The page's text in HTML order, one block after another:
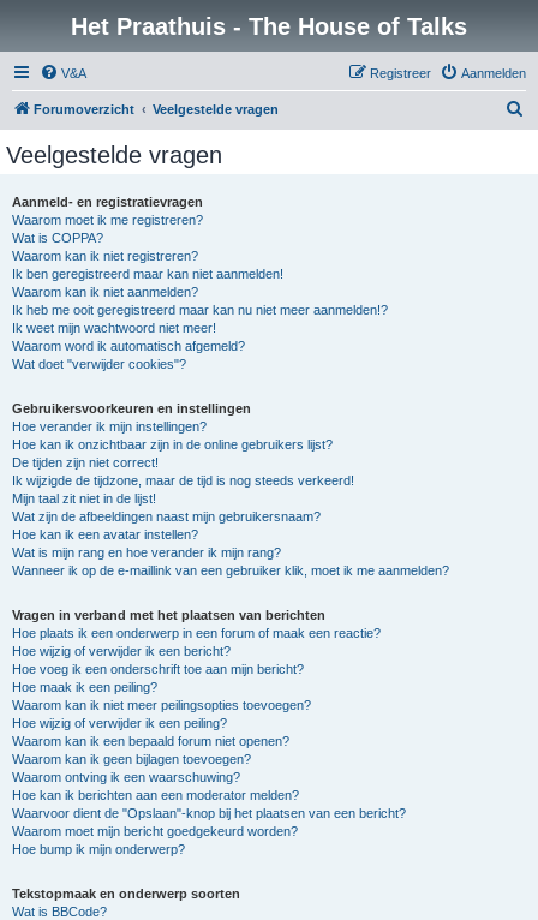
Het Praathuis - The House of Talks
V&A Aanmelden
Registreer
Forumoverzicht Veelgestelde vragen
Veelgestelde vragen
Aanmeld- en registratievragen
Waarom moet ik me registreren?
Wat is COPPA?
Waarom kan ik niet registreren?
Ik ben geregistreerd maar kan niet aanmelden!
Waarom kan ik niet aanmelden?
Ik heb me ooit geregistreerd maar kan nu niet meer aanmelden!?
Ik weet mijn wachtwoord niet meer!
Waarom word ik automatisch afgemeld?
Wat doet "verwijder cookies"?
Gebruikersvoorkeuren en instellingen
Hoe verander ik mijn instellingen?
Hoe kan ik onzichtbaar zijn in de online gebruikers lijst?
De tijden zijn niet correct!
Ik wijzigde de tijdzone, maar de tijd is nog steeds verkeerd!
Mijn taal zit niet in de lijst!
Wat zijn de afbeeldingen naast mijn gebruikersnaam?
Hoe kan ik een avatar instellen?
Wat is mijn rang en hoe verander ik mijn rang?
Wanneer ik op de e-maillink van een gebruiker klik, moet ik me aanmelden?
Vragen in verband met het plaatsen van berichten
Hoe plaats ik een onderwerp in een forum of maak een reactie?
Hoe wijzig of verwijder ik een bericht?
Hoe voeg ik een onderschrift toe aan mijn bericht?
Hoe maak ik een peiling?
Waarom kan ik niet meer peilingsopties toevoegen?
Hoe wijzig of verwijder ik een peiling?
Waarom kan ik een bepaald forum niet openen?
Waarom kan ik geen bijlagen toevoegen?
Waarom ontving ik een waarschuwing?
Hoe kan ik berichten aan een moderator melden?
Waarvoor dient de "Opslaan"-knop bij het plaatsen van een bericht?
Waarom moet mijn bericht goedgekeurd worden?
Hoe bump ik mijn onderwerp?
Tekstopmaak en onderwerp soorten
Wat is BBCode?